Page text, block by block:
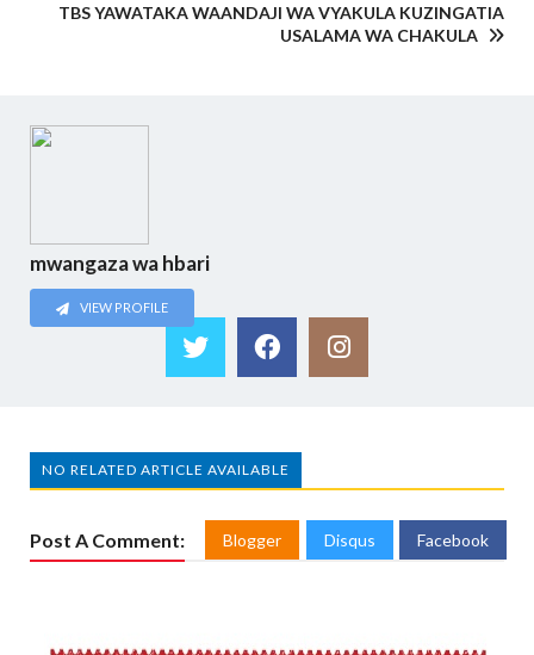
TBS YAWATAKA WAANDAJI WA VYAKULA KUZINGATIA
USALAMA WA CHAKULA
mwangaza wa hbari
VIEW PROFILE
NO RELATED ARTICLE AVAILABLE
Post A Comment: Blogger Disqus Facebook